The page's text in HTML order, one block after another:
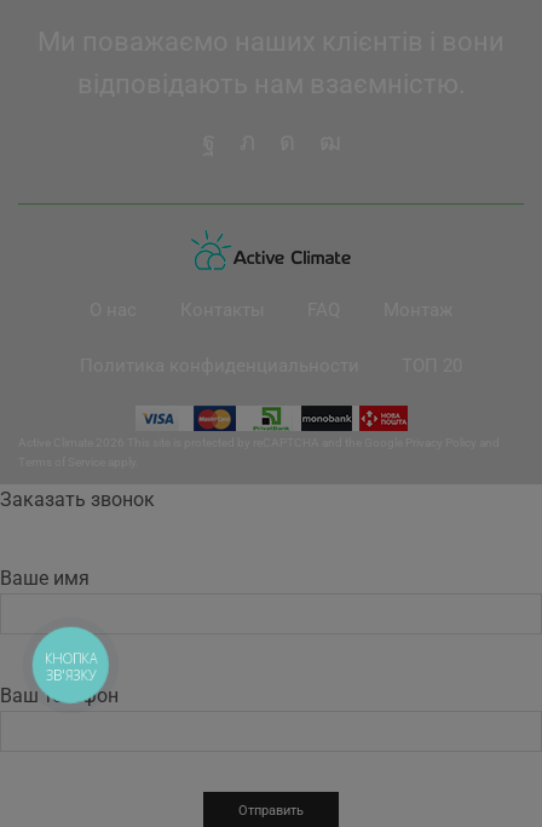
Заказать звонок
Ваше имя
Ваш телефон
КНОПКА
ЗВ'ЯЗКУ